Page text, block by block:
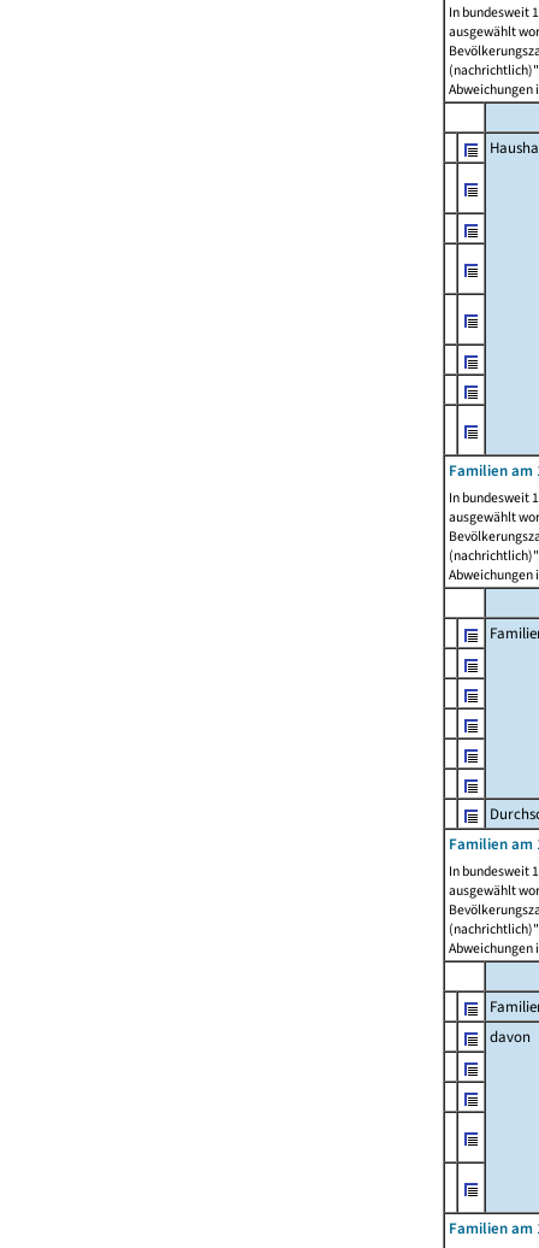
In bundesweit
ausgewählt
Abweichungen
Familien am
In bundesweit
ausgewählt
Abweichungen
Familien am
In bundesweit
ausgewählt
Abweichungen
davon
Familien am